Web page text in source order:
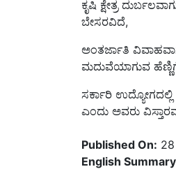
ಬೇಸರವಿದೆ,
ಮದುವೆಯಾಗುವ
ಸರ್ಕಾರಿ
ಎಂದು ಅವರು
English